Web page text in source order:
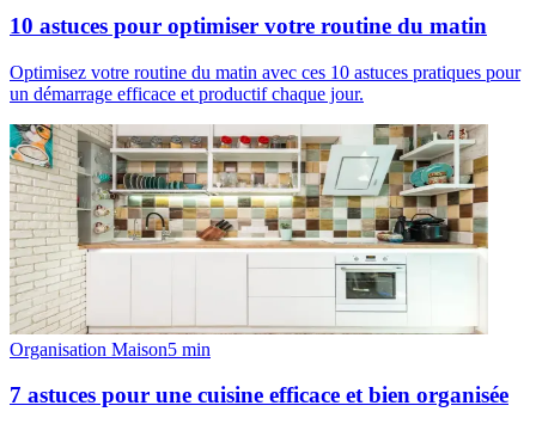
10 astuces pour optimiser votre routine du matin
Optimisez votre routine du matin avec ces 10 astuces pratiques pour
un démarrage efficace et productif chaque jour.
Organisation Maison5 min
7 astuces pour une cuisine efficace et bien organisée